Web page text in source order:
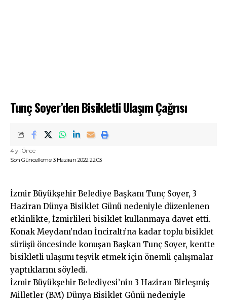
Tunç Soyer’den Bisikletli Ulaşım Çağrısı
Son Güncelleme 3 Haziran 2022 22:03
4 yıl Önce
İzmir Büyükşehir Belediye Başkanı Tunç Soyer, 3
Haziran Dünya Bisiklet Günü nedeniyle düzenlenen
etkinlikte, İzmirlileri bisiklet kullanmaya davet etti.
Konak Meydanı’ndan İnciraltı’na kadar toplu bisiklet
sürüşü öncesinde konuşan Başkan Tunç Soyer, kentte
bisikletli ulaşımı teşvik etmek için önemli çalışmalar
yaptıklarını söyledi.
İzmir Büyükşehir Belediyesi’nin 3 Haziran Birleşmiş
Milletler (BM) Dünya Bisiklet Günü nedeniyle